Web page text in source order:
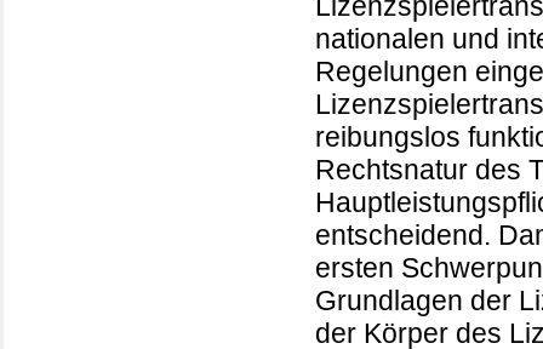
nationalen und
Regelungen
reibungslos
Rechtsnatur des
entscheidend.
ersten
Grundlagen der
der Körper des